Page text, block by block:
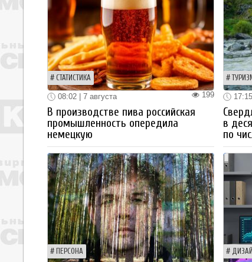
СТАТИСТИКА
199
08:02 | 7 августа
В производстве пива российская
промышленность опередила
немецкую
17:15
в
по
ПЕРСОНА